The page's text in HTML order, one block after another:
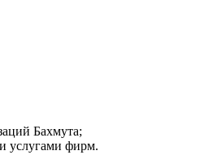
Бахмута;
услугами фирм.